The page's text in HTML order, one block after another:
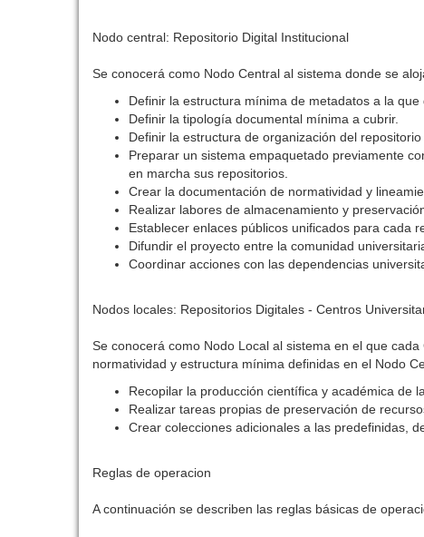
Nodo central: Repositorio Digital Institucional
Se conocerá como Nodo Central al sistema donde se
Definir la estructura mínima de metadatos a la
Definir la tipología documental mínima a cubrir.
Definir la estructura de organización del
Preparar un sistema empaquetado previamente
en marcha sus repositorios.
Crear la documentación de normatividad y
Realizar labores de almacenamiento y
Establecer enlaces públicos unificados para cada
Difundir el proyecto entre la comunidad
Coordinar acciones con las dependencias
Nodos locales: Repositorios Digitales - Centros
Se conocerá como Nodo Local al sistema en el que
normatividad y estructura mínima definidas en el Nodo
Recopilar la producción científica y académica de
Realizar tareas propias de preservación de
Crear colecciones adicionales a las predefinidas,
Reglas de operacion
A continuación se describen las reglas básicas de